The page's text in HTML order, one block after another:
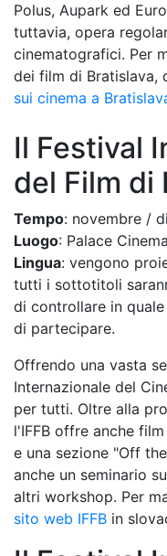
Polus, Aupark ed
tuttavia, opera
cinematografici. Per
dei film di Bratislava,
sui cinema a
Il Festival
del Film di
Tempo: novembre /
Luogo: Palace
Lingua: vengono
tutti i sottotitoli
di controllare in
di partecipare.
Offrendo una vasta
Internazionale del
per tutti. Oltre alla
l'IFFB offre anche
e una sezione "Off
anche un seminario
altri workshop. Per
sito web IFFB in